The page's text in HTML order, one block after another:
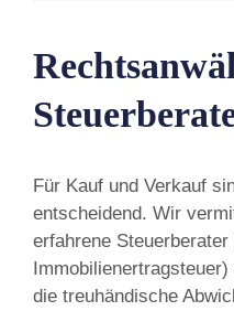
Für Kauf und Verkauf
entscheidend. Wir
erfahrene
die treuhändische